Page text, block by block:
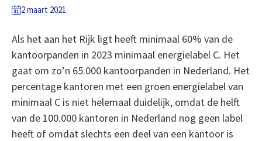
2 maart 2021
Als het aan het Rijk ligt heeft minimaal 60% van de
kantoorpanden in 2023 minimaal energielabel C. Het
gaat om zo’n 65.000 kantoorpanden in Nederland. Het
percentage kantoren met een groen energielabel van
minimaal C is niet helemaal duidelijk, omdat de helft
van de 100.000 kantoren in Nederland nog geen label
heeft of omdat slechts een deel van een kantoor is